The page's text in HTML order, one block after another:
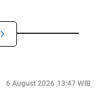
6 August 2026 13:47 WIB